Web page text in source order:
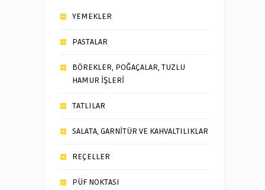
YEMEKLER
PASTALAR
BÖREKLER, POĞAÇALAR, TUZLU
HAMUR İŞLERİ
TATLILAR
SALATA, GARNİTÜR VE KAHVALTILIKLAR
REÇELLER
PÜF NOKTASI